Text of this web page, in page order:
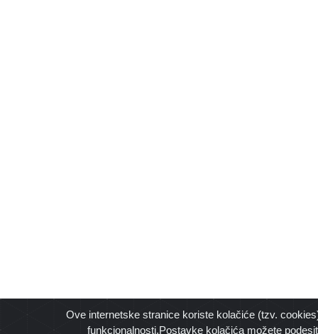
Ove internetske stranice koriste kolačiće (tzv.
funkcionalnosti.Postavke kolačića možete